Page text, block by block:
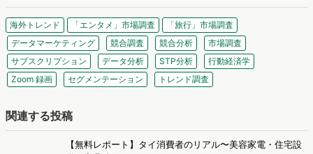
海外トレンド 「エンタメ」市場調査
「旅行」市場調査
データマーケティング
競合調査 競合分析
市場調査
サブスクリプション
データ分析 STP分析
行動経済学
Zoom 録画
セグメンテーション トレンド調査
関連する投稿
【無料レポート】タイ消費者のリアル〜美容家電・住宅設